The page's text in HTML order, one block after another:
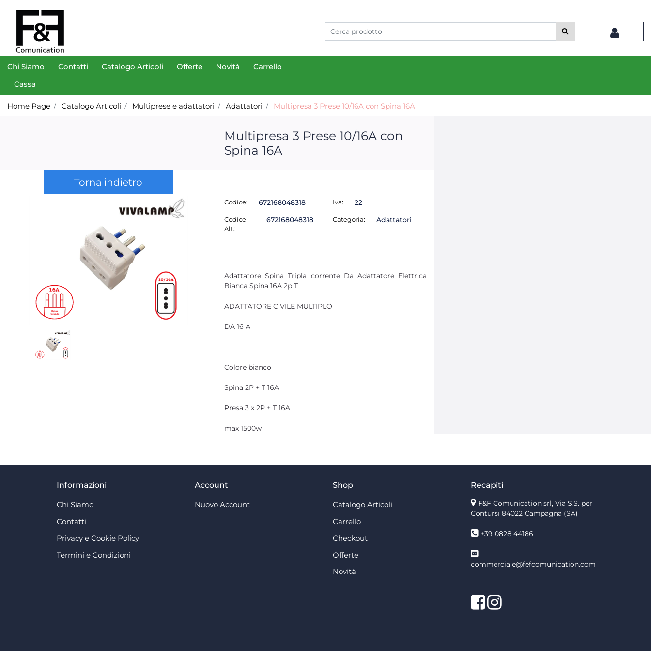
Chi Siamo Contatti Catalogo Articoli Offerte Novità
Carrello
Cassa
Home Page Catalogo Articoli Multiprese e adattatori Adattatori Multipresa 3 Prese 10/16A con Spina 16A
Torna indietro
Multipresa 3 Prese 10/16A con
Spina 16A
Codice: 672168048318
Codice
Alt.:
672168048318
Iva: 22
Categoria: Adattatori
Adattatore Spina Tripla corrente Da Adattatore Elettrica
Bianca Spina 16A 2p T
ADATTATORE CIVILE MULTIPLO
DA 16 A
Colore bianco
Spina 2P + T 16A
Presa 3 x 2P + T 16A
max 1500w
Informazioni
Chi Siamo
Contatti
Privacy e Cookie Policy
Termini e Condizioni
Account
Nuovo Account
Shop
Catalogo Articoli
Carrello
Checkout
Offerte
Novità
Recapiti
F&F Comunication srl, Via S.S. per
Contursi 84022 Campagna (SA)
+39 0828 44186
commerciale@fefcomunication.com
Facebook
Twitter